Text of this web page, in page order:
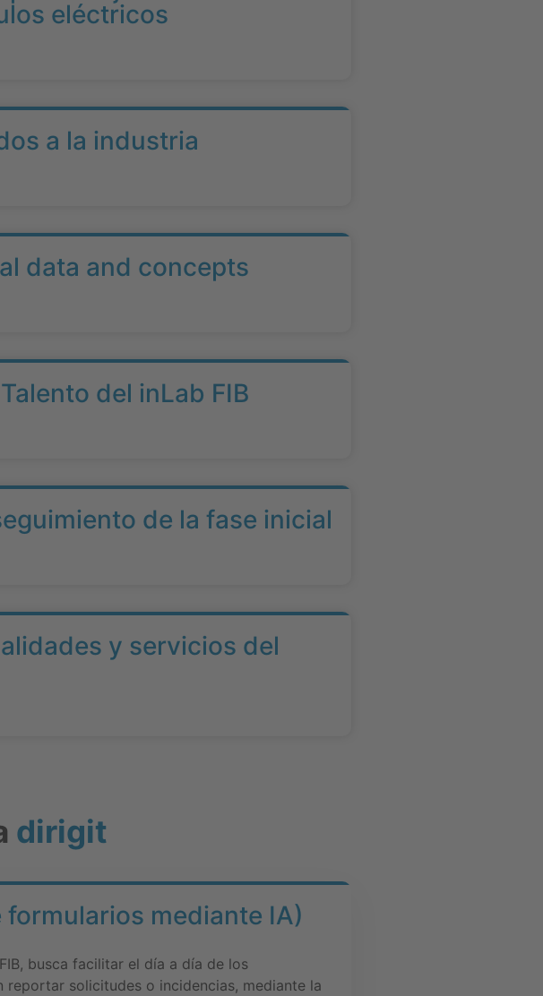
eléctricos
a la industria
data and concepts
del inLab FIB
de la fase inicial
y servicios del
dirigit
mediante IA)
busca facilitar el día a día de los
solicitudes o incidencias, mediante la